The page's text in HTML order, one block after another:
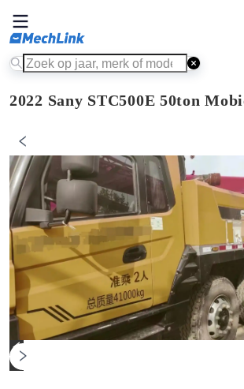
2022 Sany STC500E 50ton